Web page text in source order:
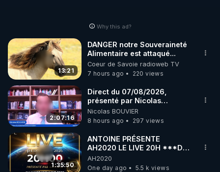
▶ 10 % de réduction sur les extracteurs de la
marque SANA :
Rendez-vous sur http://rgnr.li/lechoubrave avec le
code : REGENERE10
▶ 30 jours gratuit sur l’application de méditation et
de bien-être ENVOL :
Rendez-vous sur https://www.envol.app/code
le code : REGENERE
Why this ad?
13:21
DANGER notre Souveraineté
Alimentaire est attaqué...
Coeur de Savoie radioweb TV
7 hours ago
220 views
2:07:16
Direct du 07/08/2026,
présenté par Nicolas
BOUVIER
Nicolas BOUVIER
8 hours ago
297 views
1:35:50
ANTOINE PRÉSENTE
AH2020 LE LIVE 20H ***DU
06/08/2026***
AH2020
One day ago
5.5 k views